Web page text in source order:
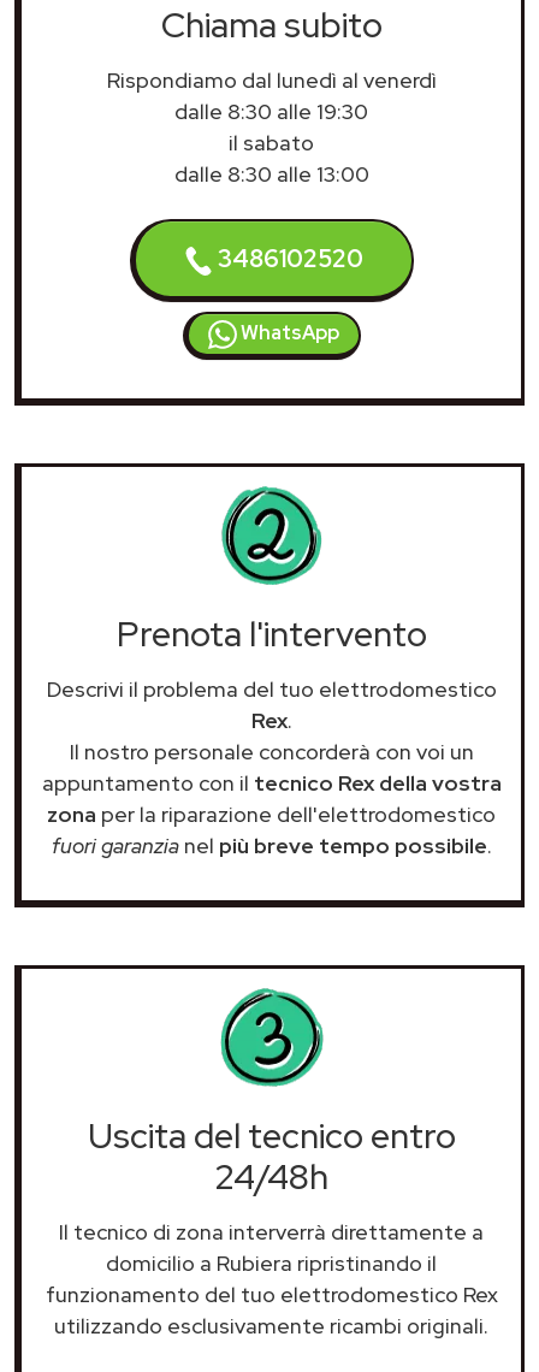
Chiama subito
Rispondiamo dal lunedì al venerdì
dalle 8:30 alle 19:30
il sabato
dalle 8:30 alle 13:00
3486102520
WhatsApp
Prenota l'intervento
Descrivi il problema del tuo elettrodomestico
Rex.
Il nostro personale concorderà con voi un
appuntamento con il tecnico Rex della vostra
zona per la riparazione dell'elettrodomestico
fuori garanzianel più breve tempo possibile.
Uscita del tecnico entro
24/48h
Il tecnico di zona interverrà direttamente a
domicilio a Rubiera ripristinando il
funzionamento del tuo elettrodomestico Rex
utilizzando esclusivamente ricambi originali.